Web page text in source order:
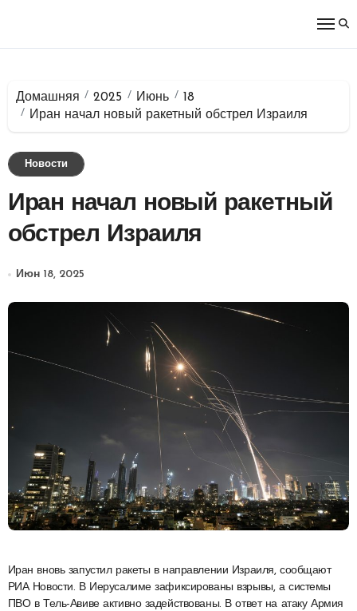
Домашняя 2025 Июнь
18
Иран начал новый ракетный обстрел Израиля
Новости
Иран начал новый ракетный
обстрел Израиля
Июн 18, 2025
Иран вновь запустил ракеты в направлении Израиля, сообщают
РИА Новости. В Иерусалиме зафиксированы взрывы, а системы
ПВО в Тель-Авиве активно задействованы. В ответ на атаку Армия